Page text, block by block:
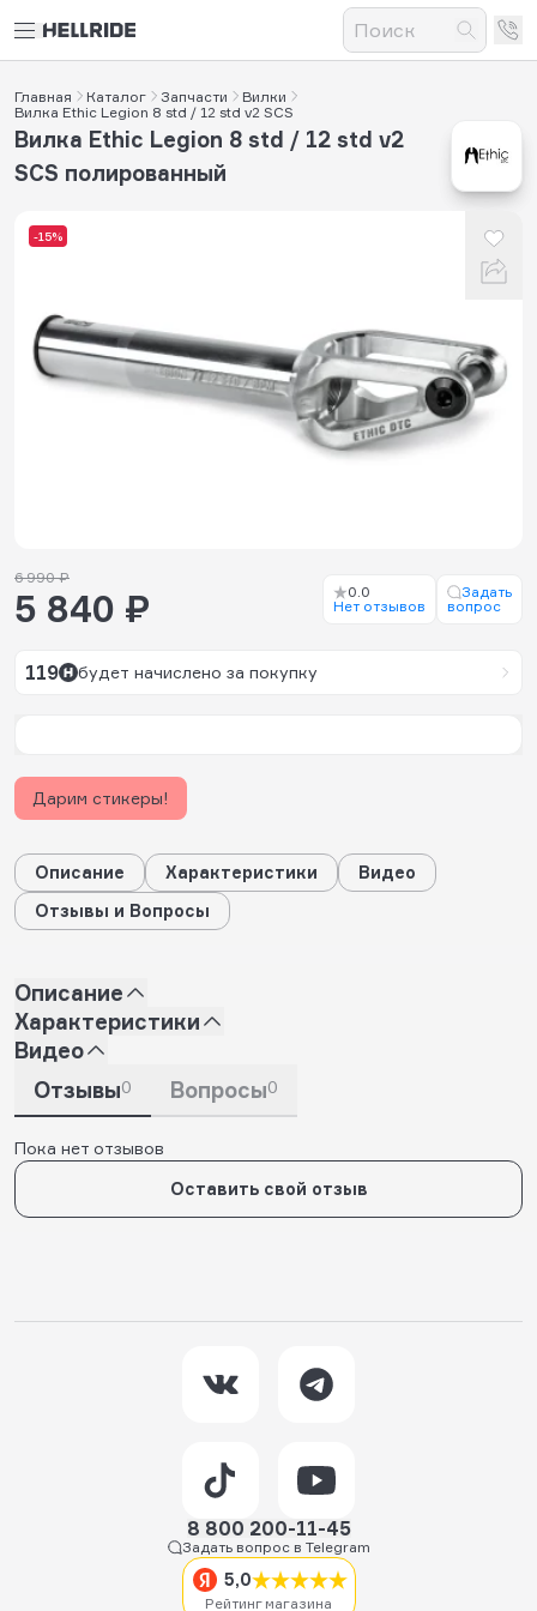
Главная Каталог Запчасти
Вилки
Вилка Ethic Legion 8 std / 12 std v2 SCS
-15%
Вилка Ethic Legion 8 std / 12 std v2
SCS полированный
6 990 ₽
5 840 ₽
0.0
Нет отзывов
Задать
вопрос
119 будет начислено за покупку
Дарим стикеры!
Описание Характеристики
Видео
Отзывы и Вопросы
Описание
Характеристики
Видео
Отзывы0 Вопросы0
Пока нет отзывов
Оставить свой отзыв
8 800 200-11-45
Задать вопрос в Telegram
5,0
Рейтинг магазина